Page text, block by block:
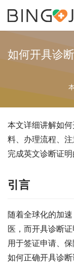
如何开具诊
本文详细讲解如
料、办理流程、
完成英文诊断证明
引言
随着全球化的加
医，而开具诊断
用于签证申请、
如何正确开具诊